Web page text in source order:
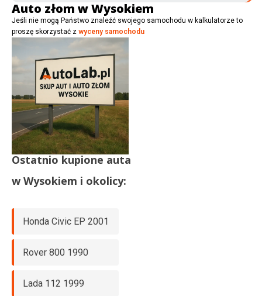
Auto złom w Wysokiem
Jeśli nie mogą Państwo znaleźć swojego samochodu w kalkulatorze to
proszę skorzystać z wyceny samochodu
Ostatnio kupione auta
w Wysokiem i okolicy:
Honda Civic EP 2001
Rover 800 1990
Lada 112 1999